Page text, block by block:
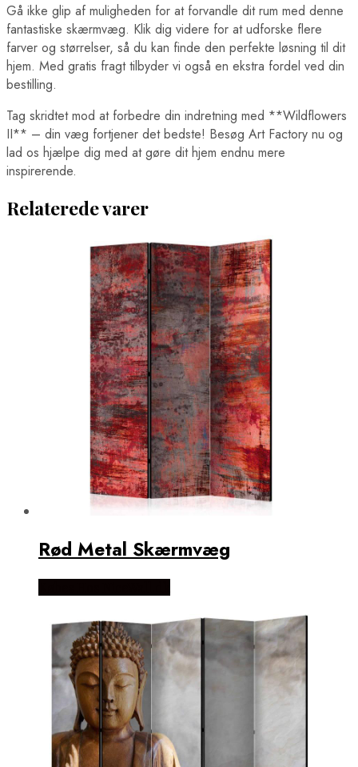
Gå ikke glip af muligheden for at forvandle dit rum med denne
fantastiske skærmvæg. Klik dig videre for at udforske flere
farver og størrelser, så du kan finde den perfekte løsning til dit
hjem. Med gratis fragt tilbyder vi også en ekstra fordel ved din
bestilling.
Tag skridtet mod at forbedre din indretning med **Wildflowers
II** – din væg fortjener det bedste! Besøg Art Factory nu og
lad os hjælpe dig med at gøre dit hjem endnu mere
inspirerende.
Relaterede varer
Rød Metal Skærmvæg